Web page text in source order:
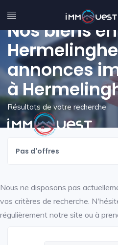
Nos biens
annonces
à
Résultats de votre recherche
Pas d'offres
Nous ne disposons pas
vos critères de recherche.
régulièrement notre site ou à